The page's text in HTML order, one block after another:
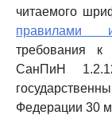
читаемого
правилами
требования
СанПиН
Федерации 30